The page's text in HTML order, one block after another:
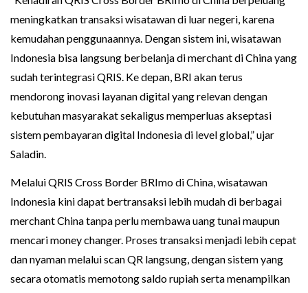
meningkatkan transaksi wisatawan di luar negeri, karena
kemudahan penggunaannya. Dengan sistem ini, wisatawan
Indonesia bisa langsung berbelanja di merchant di China yang
sudah terintegrasi QRIS. Ke depan, BRI akan terus
mendorong inovasi layanan digital yang relevan dengan
kebutuhan masyarakat sekaligus memperluas akseptasi
sistem pembayaran digital Indonesia di level global,” ujar
Saladin.
Melalui QRIS Cross Border BRImo di China, wisatawan
Indonesia kini dapat bertransaksi lebih mudah di berbagai
merchant China tanpa perlu membawa uang tunai maupun
mencari money changer. Proses transaksi menjadi lebih cepat
dan nyaman melalui scan QR langsung, dengan sistem yang
secara otomatis memotong saldo rupiah serta menampilkan